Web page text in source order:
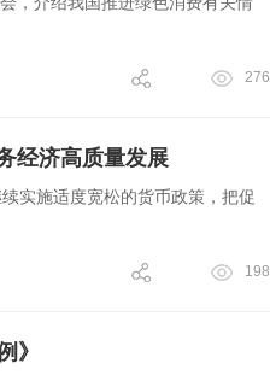
276
经济高质量发展
实施适度宽松的货币政策，把促
198
》